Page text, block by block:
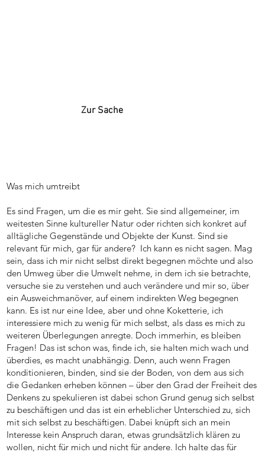
Zur Sache
Was mich umtreibt
Es sind Fragen, um die es mir geht. Sie sind allgemeiner, im
weitesten Sinne kultureller Natur oder richten sich konkret auf
alltägliche Gegenstände und Objekte der Kunst. Sind sie
relevant für mich, gar für andere? Ich kann es nicht sagen. Mag
sein, dass ich mir nicht selbst direkt begegnen möchte und also
den Umweg über die Umwelt nehme, in dem ich sie betrachte,
versuche sie zu verstehen und auch verändere und mir so, über
ein Ausweichmanöver, auf einem indirekten Weg begegnen
kann. Es ist nur eine Idee, aber und ohne Koketterie, ich
interessiere mich zu wenig für mich selbst, als dass es mich zu
weiteren Überlegungen anregte. Doch immerhin, es bleiben
Fragen! Das ist schon was, finde ich, sie halten mich wach und
überdies, es macht unabhängig. Denn, auch wenn Fragen
konditionieren, binden, sind sie der Boden, von dem aus sich
die Gedanken erheben können – über den Grad der Freiheit des
Denkens zu spekulieren ist dabei schon Grund genug sich selbst
zu beschäftigen und das ist ein erheblicher Unterschied zu, sich
mit sich selbst zu beschäftigen. Dabei knüpft sich an mein
Interesse kein Anspruch daran, etwas grundsätzlich klären zu
wollen, nicht für mich und nicht für andere. Ich halte das für